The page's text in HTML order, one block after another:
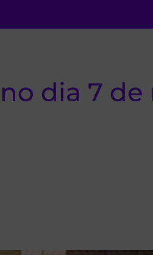
dia 7 de